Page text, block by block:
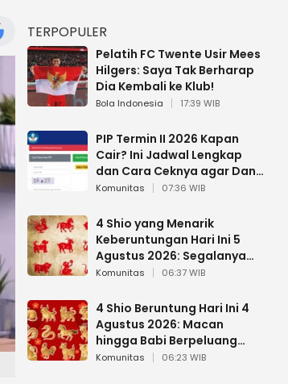
TERPOPULER
Pelatih FC Twente Usir Mees
Hilgers: Saya Tak Berharap
Dia Kembali ke Klub!
Bola Indonesia 17:39 WIB
PIP Termin II 2026 Kapan
Cair? Ini Jadwal Lengkap
dan Cara Ceknya agar Dana
Tidak Hangus!
Komunitas 07:36 WIB
4 Shio yang Menarik
Keberuntungan Hari Ini 5
Agustus 2026: Segalanya
Berjalan Lancar
Komunitas 06:37 WIB
4 Shio Beruntung Hari Ini 4
Agustus 2026: Macan
hingga Babi Berpeluang
Dapat Kabar Baik
Komunitas 06:23 WIB